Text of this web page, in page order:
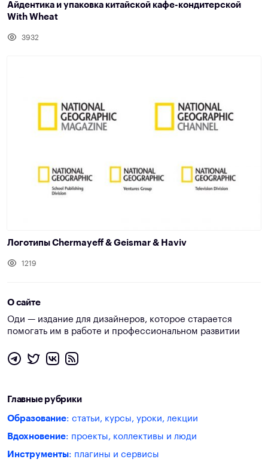
Айдентика и упаковка китайской кафе-кондитерской
With Wheat
3932
Логотипы Chermayeff & Geismar & Haviv
1219
О сайте
Оди — издание для дизайнеров, которое старается
помогать им в работе и профессиональном развитии
Главные рубрики
Образование: статьи, курсы, уроки, лекции
Вдохновение: проекты, коллективы и люди
Инструменты: плагины и сервисы